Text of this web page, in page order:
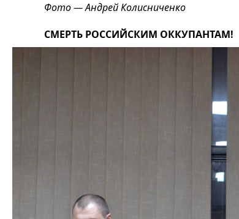
Фото — Андрей Колисниченко
СМЕРТЬ РОССИЙСКИМ ОККУПАНТАМ!